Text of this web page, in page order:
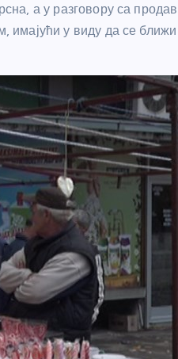
а у разговору са
у виду да се ближи